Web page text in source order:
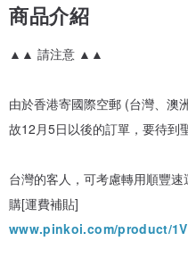
商品介紹
▲▲ 請注意 ▲▲
由於香港寄國際空郵 (台灣、澳
故12月5日以後的訂單，要待到
台灣的客人，可考慮轉用順豐
購[運費補貼]
www.pinkoi.com/product/